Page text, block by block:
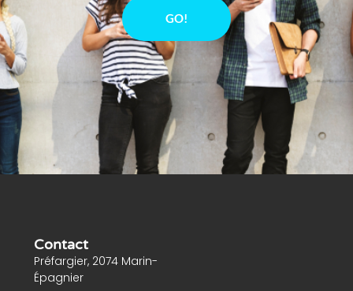
GO!
Contact
Préfargier, 2074 Marin-
Épagnier